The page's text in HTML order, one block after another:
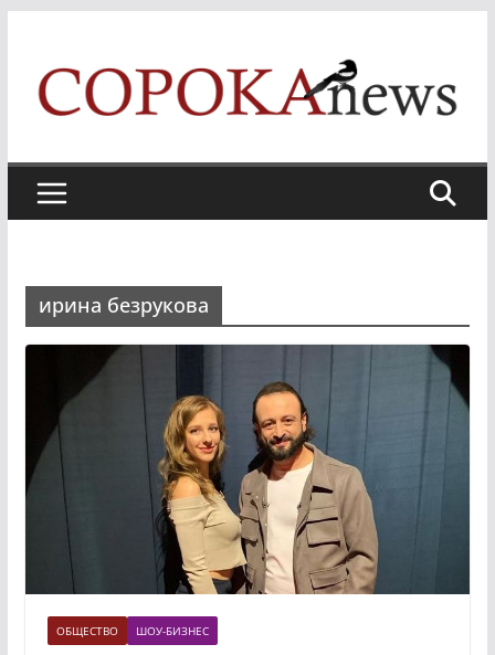
content
ирина безрукова
ОБЩЕСТВО ШОУ-БИЗНЕС